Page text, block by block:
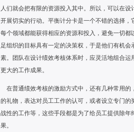
人们就会把有限的资源投入其中。所以，可以在
开展切实的行动。平衡计分卡是一个不错的选择
每个领域都能获得相应的资源和投入，避免一切
足组织的目标具有一定的决策权，于是他们有机会
素。团队在设计绩效考核体系时，应灵活地组合
更大的工作成果。
在普通绩效考核的激励方式中，还有几种常用的
的礼物，表达对员工工作的认可，或者设立专门
战性的工作等，这些手段都是为了给员工提供除
果。